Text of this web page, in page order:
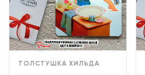
ТОЛСТУШКА ХИЛЬДА